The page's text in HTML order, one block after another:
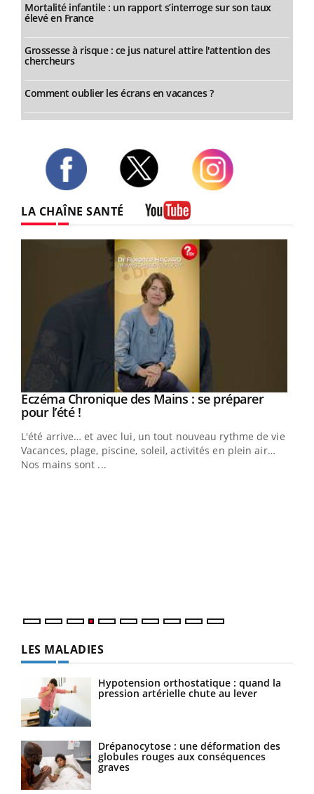
Mortalité infantile : un rapport s’interroge sur son taux
élevé en France
Grossesse à risque : ce jus naturel attire l'attention des
chercheurs
Comment oublier les écrans en vacances ?
LA CHAÎNE SANTÉ
Youtube
Eczéma Chronique des Mains : se préparer
pour l’été !Youtube
L'été arrive… et avec lui, un tout nouveau rythme de vie !
Vacances, plage, piscine, soleil, activités en plein air…
Nos mains sont ...
LES MALADIES
Hypotension orthostatique : quand la
pression artérielle chute au lever
Drépanocytose : une déformation des
globules rouges aux conséquences
graves